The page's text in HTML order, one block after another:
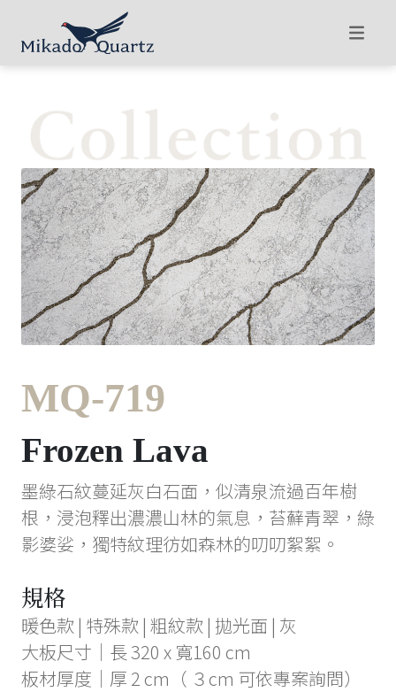
MQ-719
Frozen Lava
墨綠石紋蔓延灰白石面，似清泉流過百年樹
根，浸泡釋出濃濃山林的氣息，苔蘚青翠，綠
影婆娑，獨特紋理彷如森林的叨叨絮絮。
規格
暖色款 | 特殊款 | 粗紋款 | 拋光面 | 灰
大板尺寸｜長 320 x 寬160 cm
板材厚度｜厚 2 cm（ ３cm 可依專案詢問）